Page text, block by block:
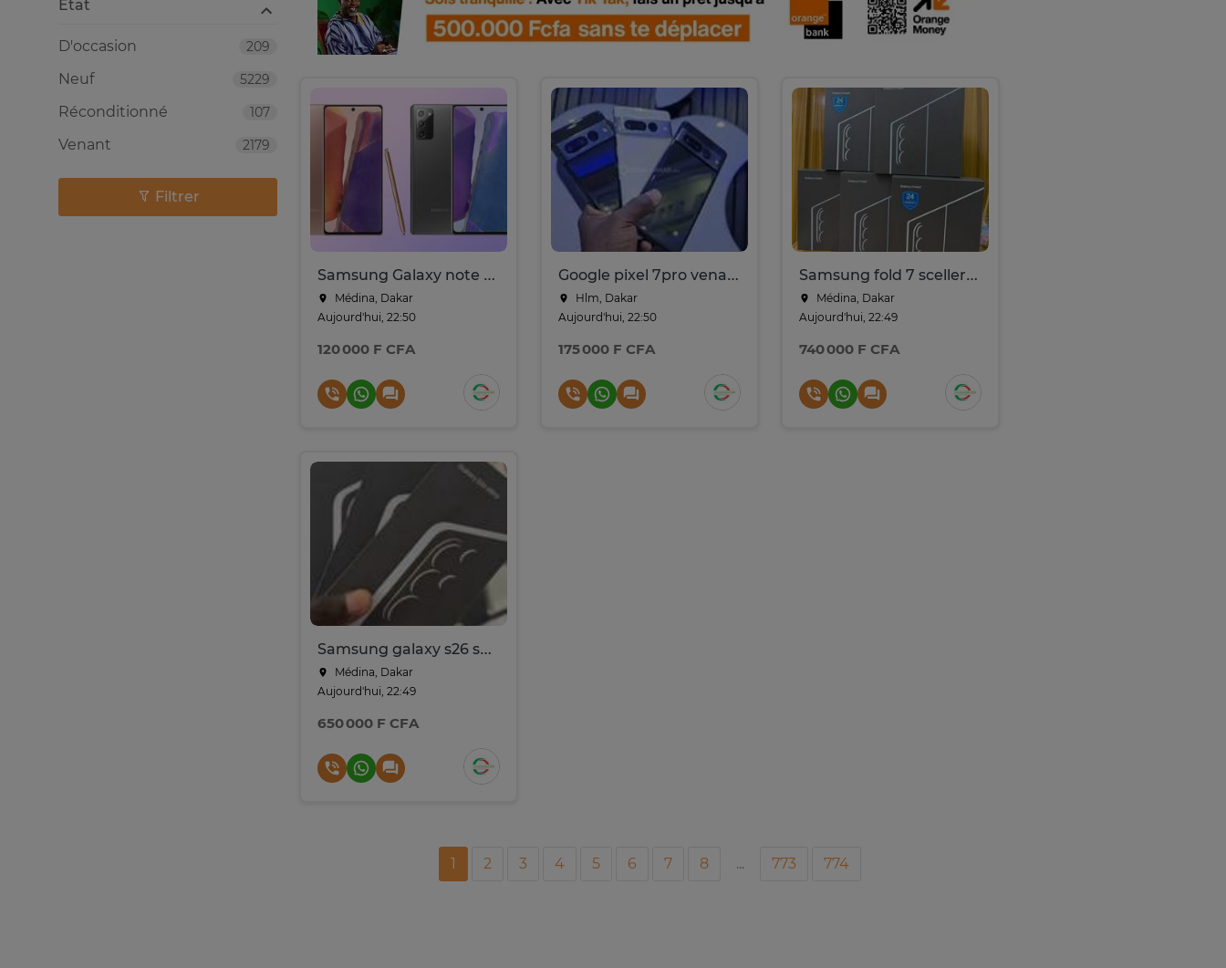
Samsung Galaxy note 20 venant 256go ram 8go 5g
Médina, Dakar
Aujourd'hui, 22:50
120 000 F CFA
Google pixel 7pro venant 256go ram 12go 5g
Hlm, Dakar
Aujourd'hui, 22:50
175 000 F CFA
Samsung fold 7 sceller 256go
Médina, Dakar
Aujourd'hui, 22:49
740 000 F CFA
Samsung galaxy s26 sceller 256go
Médina, Dakar
Aujourd'hui, 22:49
650 000 F CFA
1 2 3 4 5 6 7 8 ... 773 774
Etat
209
D'occasion
5229
Neuf
107
Réconditionné
2179
Venant
Filtrer